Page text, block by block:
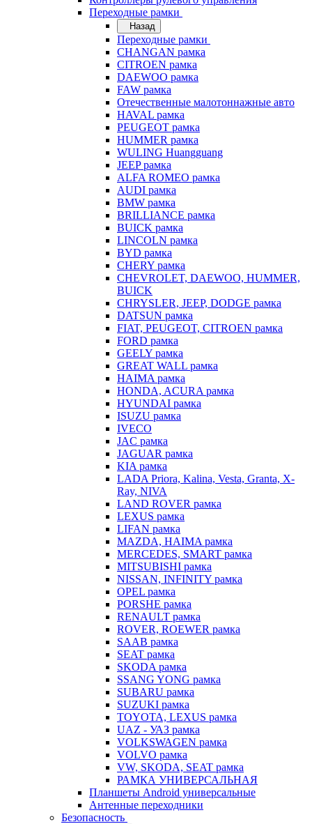
Переходные рамки
Назад
Переходные рамки
CHANGAN рамка
CITROEN рамка
DAEWOO рамка
FAW рамка
Отечественные малотоннажные авто
HAVAL рамка
PEUGEOT рамка
HUMMER рамка
WULING Huangguang
JEEP рамка
ALFA ROMEO рамка
AUDI рамка
BMW рамка
BRILLIANCE рамка
BUICK рамка
LINCOLN рамка
BYD рамка
CHERY рамка
CHEVROLET, DAEWOO, HUMMER,
BUICK
CHRYSLER, JEEP, DODGE рамка
DATSUN рамка
FIAT, PEUGEOT, CITROEN рамка
FORD рамка
GEELY рамка
GREAT WALL рамка
HAIMA рамка
HONDA, ACURA рамка
HYUNDAI рамка
ISUZU рамка
IVECO
JAC рамка
JAGUAR рамка
KIA рамка
LADA Priora, Kalina, Vesta, Granta, X-
Ray, NIVA
LAND ROVER рамка
LEXUS рамка
LIFAN рамка
MAZDA, HAIMA рамка
MERCEDES, SMART рамка
MITSUBISHI рамка
NISSAN, INFINITY рамка
OPEL рамка
PORSHE рамка
RENAULT рамка
ROVER, ROEWER рамка
SAAB рамка
SEAT рамка
SKODA рамка
SSANG YONG рамка
SUBARU рамка
SUZUKI рамка
TOYOTA, LEXUS рамка
UAZ - УАЗ рамка
VOLKSWAGEN рамка
VOLVO рамка
VW, SKODA, SEAT рамка
РАМКА УНИВЕРСАЛЬНАЯ
Планшеты Android универсальные
Антенные переходники
Безопасность